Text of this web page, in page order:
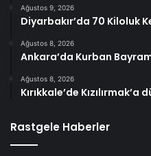
Ağustos 9, 2026
Diyarbakır’da 70 Kiloluk
Ağustos 8, 2026
Ankara’da Kurban
Ağustos 8, 2026
Kırıkkale’de
Rastgele Haberler